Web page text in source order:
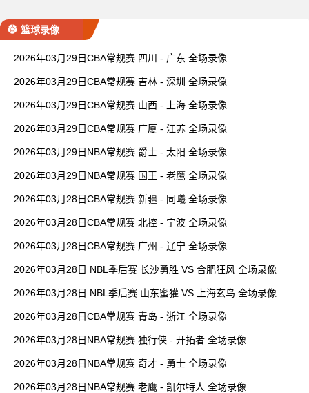
篮球录像
2026年03月29日CBA常规赛 四川 - 广东 全场录像
2026年03月29日CBA常规赛 吉林 - 深圳 全场录像
2026年03月29日CBA常规赛 山西 - 上海 全场录像
2026年03月29日CBA常规赛 广厦 - 江苏 全场录像
2026年03月29日NBA常规赛 爵士 - 太阳 全场录像
2026年03月29日NBA常规赛 国王 - 老鹰 全场录像
2026年03月28日CBA常规赛 新疆 - 同曦 全场录像
2026年03月28日CBA常规赛 北控 - 宁波 全场录像
2026年03月28日CBA常规赛 广州 - 辽宁 全场录像
2026年03月28日 NBL季后赛 长沙勇胜 VS 合肥狂风 全场录像
2026年03月28日 NBL季后赛 山东蜜獾 VS 上海玄鸟 全场录像
2026年03月28日CBA常规赛 青岛 - 浙江 全场录像
2026年03月28日NBA常规赛 独行侠 - 开拓者 全场录像
2026年03月28日NBA常规赛 奇才 - 勇士 全场录像
2026年03月28日NBA常规赛 老鹰 - 凯尔特人 全场录像